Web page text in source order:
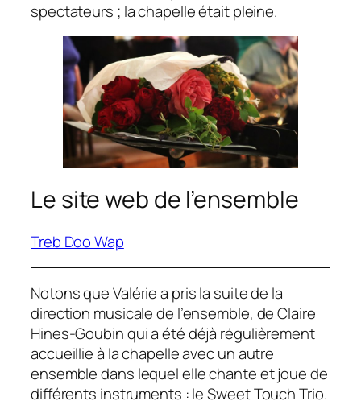
spectateurs ; la chapelle était pleine.
Le site web de l’ensemble
Treb Doo Wap
Notons que Valérie a pris la suite de la
direction musicale de l’ensemble, de Claire
Hines-Goubin qui a été déjà régulièrement
accueillie à la chapelle avec un autre
ensemble dans lequel elle chante et joue de
différents instruments : leSweet Touch Trio.